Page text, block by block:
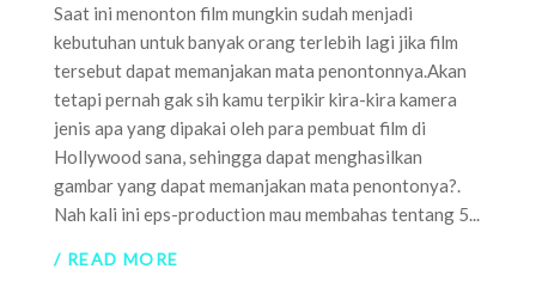
Saat ini menonton film mungkin sudah menjadi
kebutuhan untuk banyak orang terlebih lagi jika film
tersebut dapat memanjakan mata penontonnya.Akan
tetapi pernah gak sih kamu terpikir kira-kira kamera
jenis apa yang dipakai oleh para pembuat film di
Hollywood sana, sehingga dapat menghasilkan
gambar yang dapat memanjakan mata penontonya?.
Nah kali ini eps-production mau membahas tentang 5...
/ READ MORE